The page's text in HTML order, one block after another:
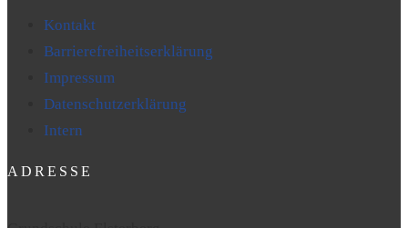
Kontakt
Barrierefreiheitserklärung
Impressum
Datenschutzerklärung
Intern
ADRESSE